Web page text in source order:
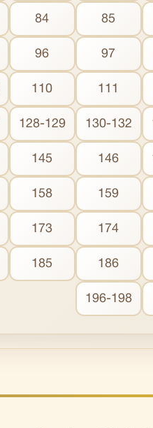
84 85
96 97
110 111
128-129 130-132
145 146
158 159
173 174
185 186
196-198